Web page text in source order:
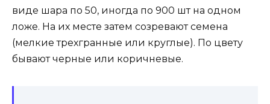
виде шара по 50, иногда по 900 шт на одном
ложе. На их месте затем созревают семена
(мелкие трехгранные или круглые). По цвету
бывают черные или коричневые.